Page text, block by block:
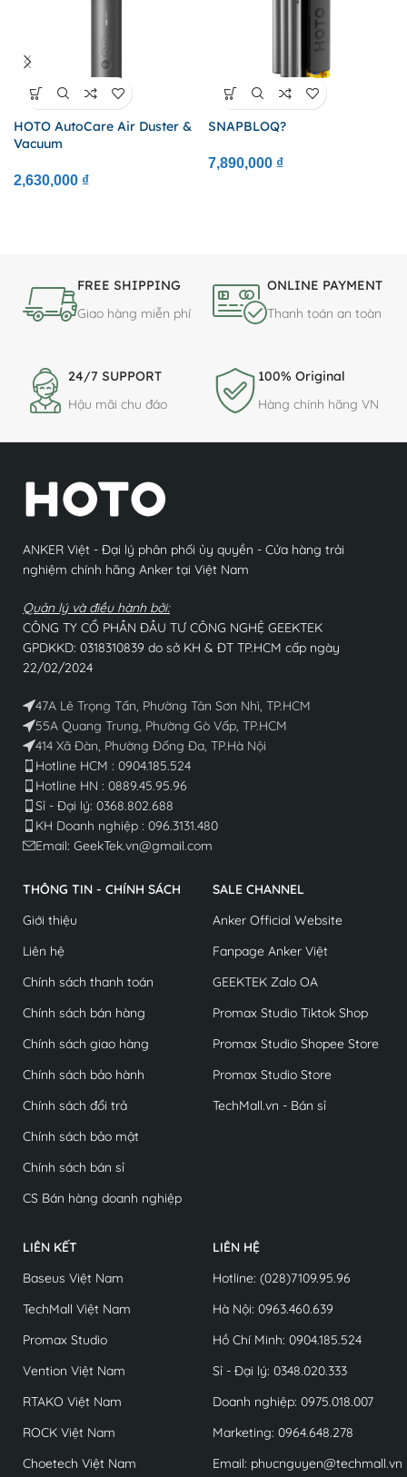
HOTO AutoCare Air Duster &
Vacuum
2,630,000 ₫
SNAPBLOQ?
7,890,000 ₫
FREE SHIPPING
Giao hàng miễn phí
ONLINE PAYMENT
Thanh toán an toàn
24/7 SUPPORT
Hậu mãi chu đáo
100% Original
Hàng chính hãng VN
ANKER Việt - Đại lý phân phối ủy quyền - Cửa hàng trải
nghiệm chính hãng Anker tại Việt Nam
Quản lý và điều hành bởi:
CÔNG TY CỔ PHẦN ĐẦU TƯ CÔNG NGHỆ GEEKTEK
GPDKKD: 0318310839 do sở KH & ĐT TP.HCM cấp ngày
22/02/2024
47A Lê Trọng Tấn, Phường Tân Sơn Nhì, TP.HCM
55A Quang Trung, Phường Gò Vấp, TP.HCM
414 Xã Đàn, Phường Đống Đa, TP.Hà Nội
Hotline HCM : 0904.185.524
Hotline HN : 0889.45.95.96
Sỉ - Đại lý: 0368.802.688​
KH Doanh nghiệp : 096.3131.480
Email: GeekTek.vn@gmail.com
THÔNG TIN - CHÍNH SÁCH
Giới thiệu
Liên hệ
Chính sách thanh toán
Chính sách bán hàng
Chính sách giao hàng
Chính sách bảo hành
Chính sách đổi trả
Chính sách bảo mật
Chính sách bán sỉ
CS Bán hàng doanh nghiệp
SALE CHANNEL
Anker Official Website
Fanpage Anker Việt
GEEKTEK Zalo OA
Promax Studio Tiktok Shop
Promax Studio Shopee Store
Promax Studio Store
TechMall.vn - Bán sỉ
LIÊN KẾT
Baseus Việt Nam
TechMall Việt Nam
Promax Studio
Vention Việt Nam
RTAKO Việt Nam
ROCK Việt Nam
Choetech Việt Nam
LIÊN HỆ
Hotline: (028)7109.95.96
Hà Nội: 0963.460.639
Hồ Chí Minh: 0904.185.524
Sỉ - Đại lý: 0348.020.333
Doanh nghiệp: 0975.018.007
Marketing: 0964.648.278
Email: phucnguyen@techmall.vn